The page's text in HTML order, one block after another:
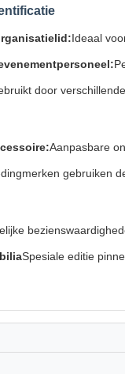
Ideaal
door
Aanpasbare
gebruiken
Spesiale editie